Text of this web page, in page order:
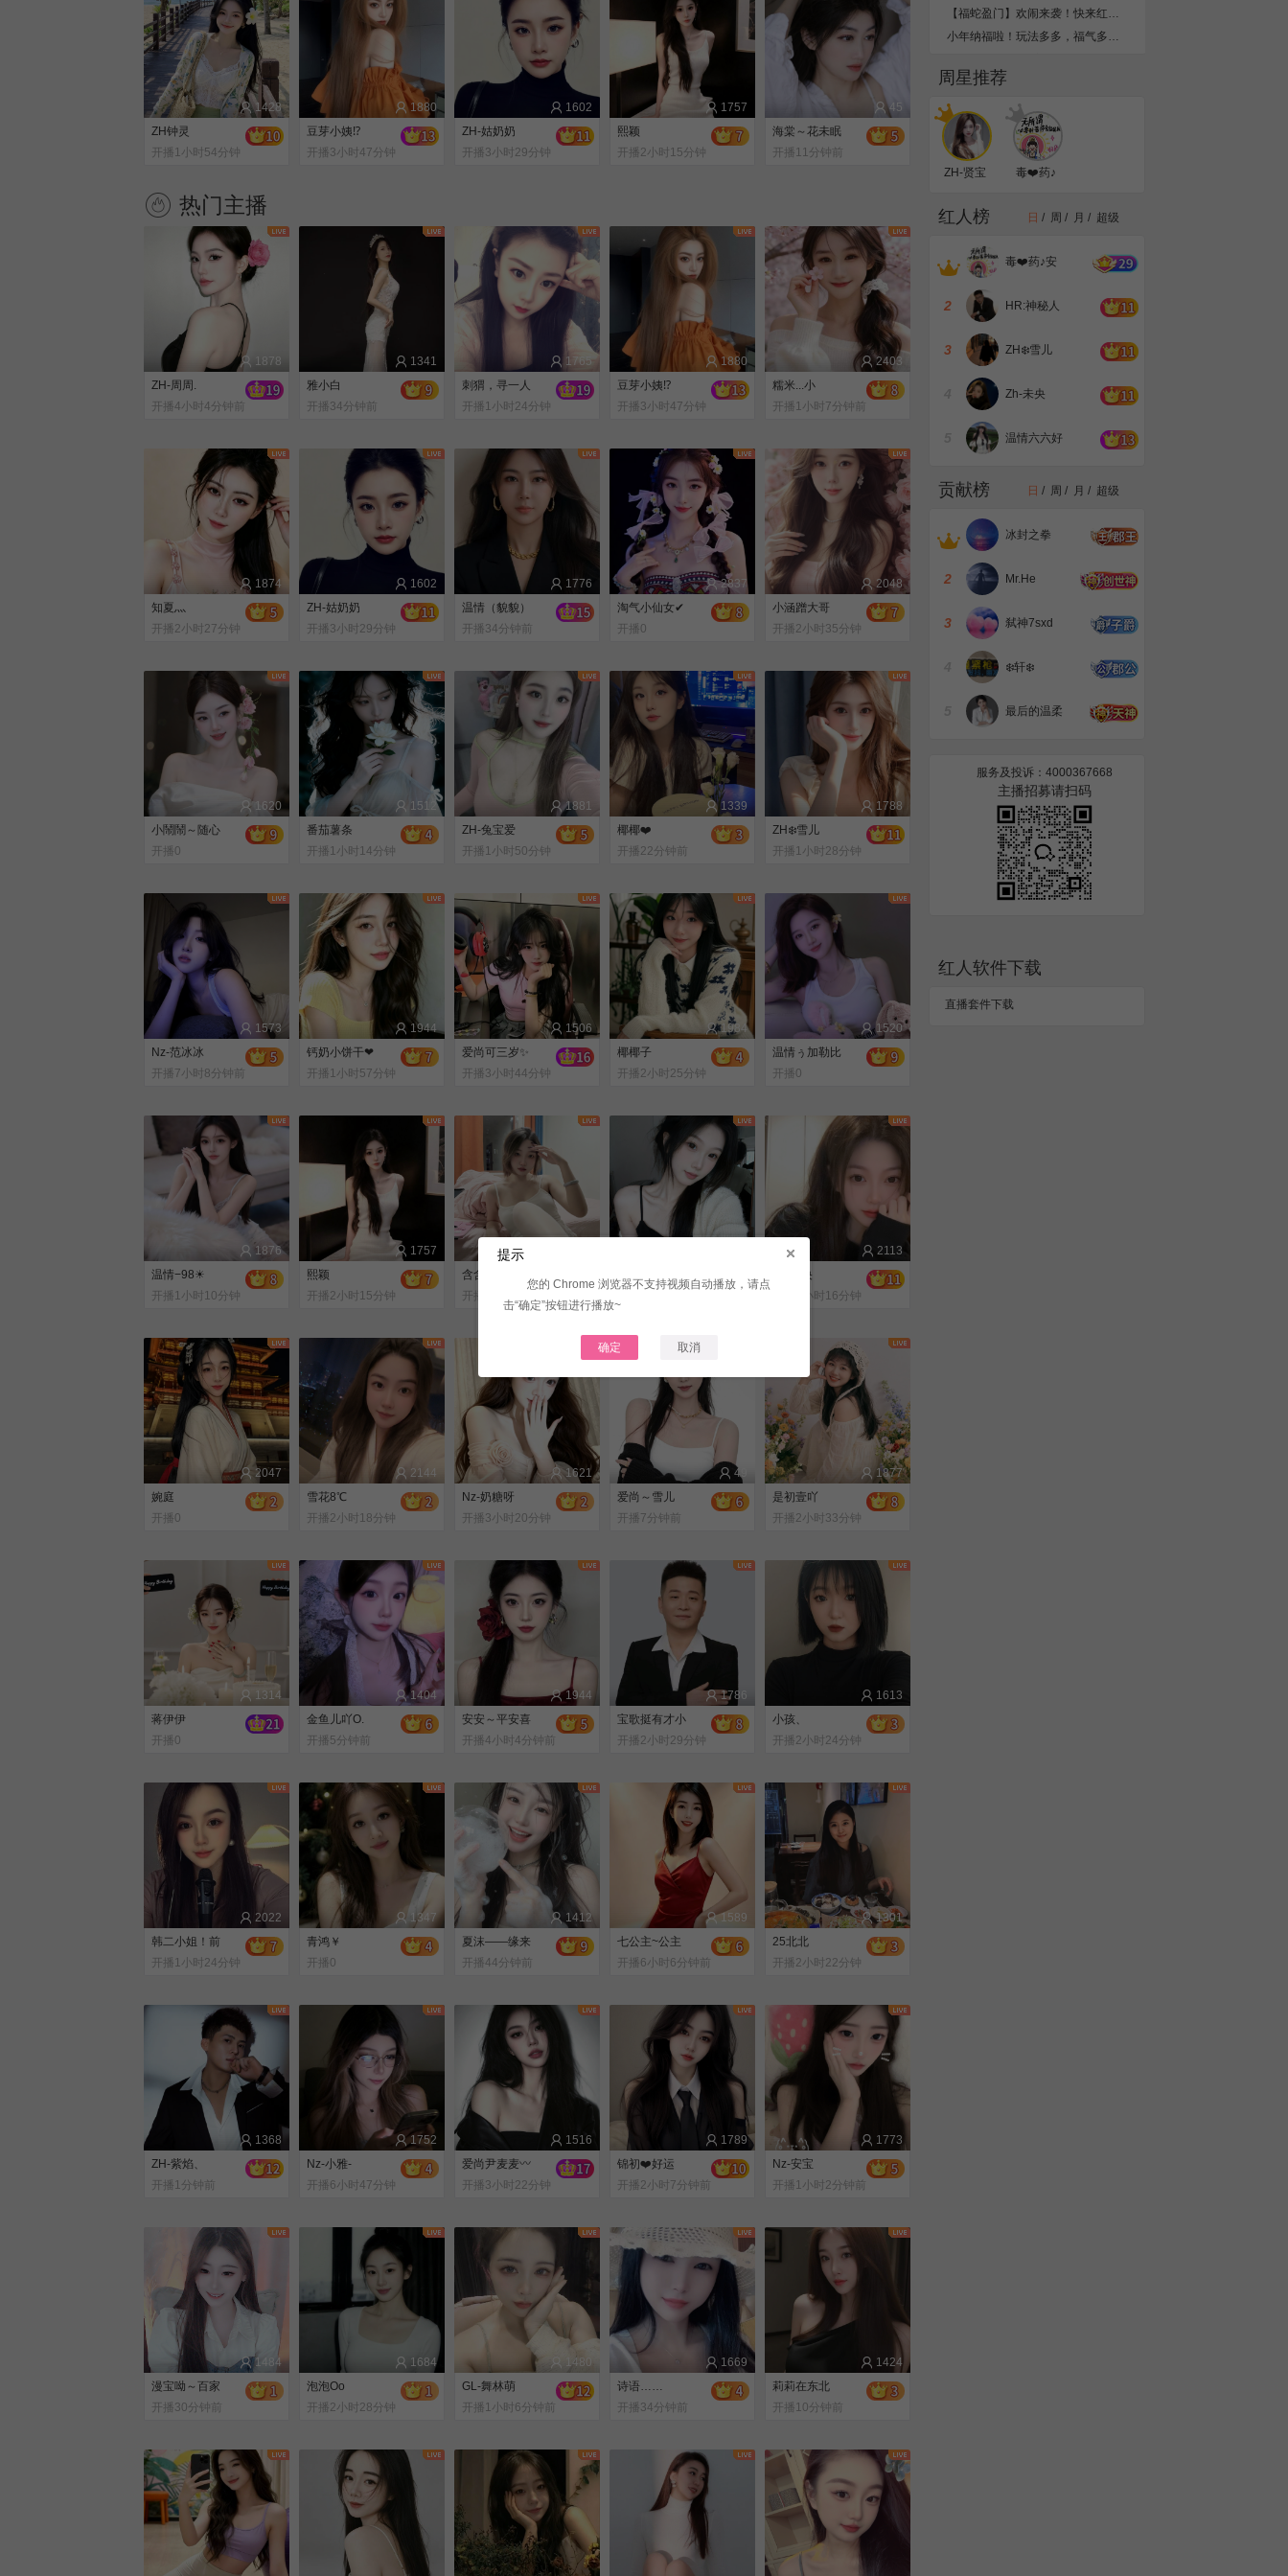
1428
ZH钟灵
开播1小时54分钟
1880
豆芽小姨⁉️
开播3小时47分钟
1602
ZH-姑奶奶
开播3小时29分钟
1757
熙颖
开播2小时15分钟
45
海棠～花未眠
开播11分钟前
南笙～～
开播2小时29分钟
热门主播
1878
ZH-周周.
开播4小时4分钟前
1341
雅小白
开播34分钟前
1765
刺猬，寻一人
开播1小时24分钟
1880
豆芽小姨⁉️
开播3小时47分钟
2403
糯米...小
开播1小时7分钟前
1874
知夏灬
开播2小时27分钟
1602
ZH-姑奶奶
开播3小时29分钟
1776
温情（貌貌）
开播34分钟前
2837
淘气小仙女✔
开播0
2048
小涵蹭大哥
开播2小时35分钟
1620
小鬧鬧～随心
开播0
1512
番茄薯条
开播1小时14分钟
1881
ZH-兔宝爱
开播1小时50分钟
1339
椰椰❤️
开播22分钟前
1788
ZH❄️雪儿
开播1小时28分钟
1573
Nz-范冰冰
开播7小时8分钟前
1944
钙奶小饼干❤
开播1小时57分钟
1506
爱尚可三岁✨
开播3小时44分钟
1984
椰椰子
开播2小时25分钟
1520
温情ぅ加勒比
开播0
1876
温情−98☀
开播1小时10分钟
1757
熙颖
开播2小时15分钟
含含酱
开播2小时7分钟前
2113
Zh-未央
开播5小时16分钟
2047
婉庭
开播0
2144
雪花8℃
开播2小时18分钟
1621
Nz-奶糖呀
开播3小时20分钟
49
爱尚～雪儿
开播7分钟前
1877
是初壹吖
开播2小时33分钟
1314
蒋伊伊
开播0
1404
金鱼儿吖O.
开播5分钟前
1944
安安～平安喜
开播4小时4分钟前
1786
宝歌挺有才小
开播2小时29分钟
1613
小孩、
开播2小时24分钟
2022
韩二小姐！前
开播1小时24分钟
1347
青鸿￥
开播0
1412
夏沫——缘来
开播44分钟前
1589
七公主~公主
开播6小时6分钟前
1301
25北北
开播2小时22分钟
1368
ZH-紫焰、
开播1分钟前
1752
Nz-小雅-
开播6小时47分钟
1516
爱尚尹麦麦〰
开播3小时22分钟
1789
锦初❤️好运
开播2小时7分钟前
1773
Nz-安宝
开播1小时2分钟前
1484
漫宝呦～百家
开播30分钟前
1684
泡泡Oo
开播2小时28分钟
1480
GL-舞林萌
开播1小时6分钟前
1669
诗语……
开播34分钟前
1424
莉莉在东北
开播10分钟前
【福蛇盈门】欢闹来袭！快来红人直播迎新春，新的一年“蛇”来运转！
小年纳福啦！玩法多多，福气多多，积年货值最高可得50000红钻奖励
是谁还没有收到“圣诞老人”的惊喜？
2025娱乐直播公会的机会在哪里？红人直播公会思享荟给你答案！
11月12日，红人直播公会思享荟青岛站等你赴会
七夕相会，情系红人
今天15点，锁定2112229直播间共赏“伞之韵”！还有机会获得非遗礼物哦！
红人直播2024年中公会荣耀榜揭晓！恭喜八方传媒登顶年中第一公会！
红人直播2024年中艺人荣耀榜揭晓！恭喜所有获奖主播！
2024年中荣耀战炽热开战！海选众星，快来助TA脱颖而出！
解锁粽子食谱获取不同奖励，“一代粽师”非你莫属！
红人直播公会思享荟成都站今日盛启，快来预约直播一起“云参会”
五四青年节|年轻不被定义，青年各自有光
今天14点，锁定2112229直播间共赴乘风之约！还有机会获得非遗礼物哦！
【出道吧家乡】投票开启！为你喜欢的照片投票，助力TA的家乡C位出道！
《我为家乡代言第七季》来袭！用镜头为家乡上分，丰厚奖励等你来拿！
红人直播公会赋能私享会说了啥？平台政策、公会运营最新干货来了！
2024破局有道！红人直播公会赋能闭门私享会今日举办！
约会吧女神！组cp抢占约会地点，还有专属勋章、礼物奖励等你来拿！
周星推荐
ZH-贤宝
毒❤️药♪
❤️
红人榜 日 / 周 / 月 / 超级
毒❤️药♪安
2 HR:神秘人
3 ZH❄️雪儿
Zh-未央
温情六六好
贡献榜 日 / 周 / 月 / 超级
冰封之拳
2 Mr.He
3 弑神7sxd
❄️轩❄️
最后的温柔
服务及投诉：4000367668
主播招募请扫码
红人软件下载
直播套件下载
提示
您的 Chrome 浏览器不支持视频自动播放，请点
击“确定”按钮进行播放~
确定 取消